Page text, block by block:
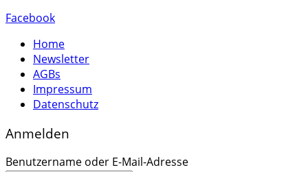
Facebook
Home
Newsletter
AGBs
Impressum
Datenschutz
Anmelden
Benutzername oder E-Mail-Adresse